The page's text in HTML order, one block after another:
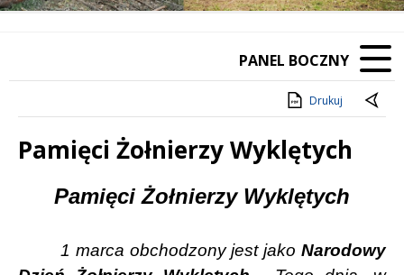
PANEL BOCZNY
Drukuj
Pamięci Żołnierzy Wyklętych
TreśćPamięci Żołnierzy Wyklętych
1 marca obchodzony jest jako Narodowy